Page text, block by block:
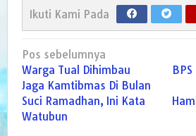
Ikuti Kami Pada
Navigasi
pos
Pos sebelumnya
Warga Tual Dihimbau
Jaga Kamtibmas Di Bulan
Suci Ramadhan, Ini Kata
Watubun